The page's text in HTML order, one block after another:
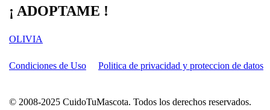
¡ ADOPTAME !
OLIVIA
Condiciones de Uso Politica de privacidad y proteccion de datos
© 2008-2025 CuidoTuMascota. Todos los derechos reservados.